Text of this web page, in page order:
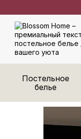
Постельное
белье